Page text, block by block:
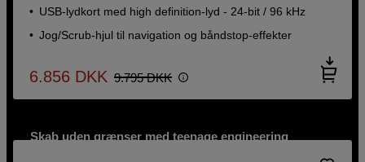
sidekick triple pack
Indbygget USB-lydkort
3.353 4.790
USB-lydkort med high definition-lyd - 24-bit / 96 kHz
Jog/Scrub-hjul til navigation og båndstop-effekter
6.856 DKK 9.795 DKK
Skab uden grænser med teenage engineering